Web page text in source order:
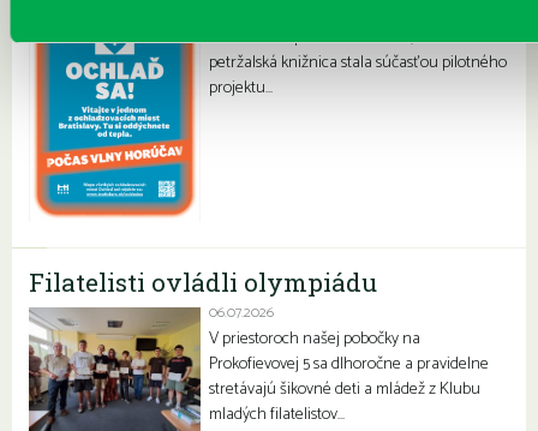
Chceme vás preto informovať, že sa naša
petržalská knižnica stala súčasťou pilotného
projektu…
Filatelisti ovládli olympiádu
06.07.2026
V priestoroch našej pobočky na
Prokofievovej 5 sa dlhoročne a pravidelne
stretávajú šikovné deti a mládež z Klubu
mladých filatelistov…